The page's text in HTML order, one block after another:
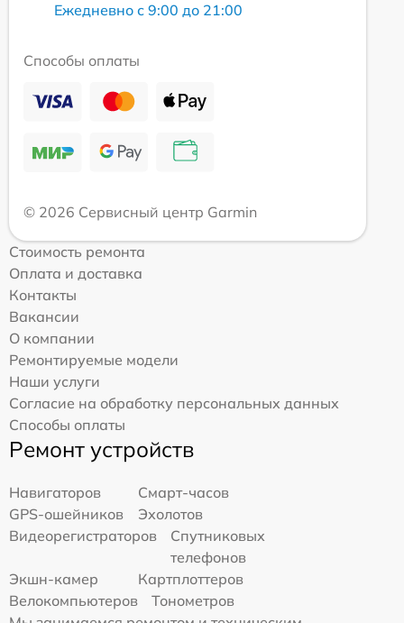
Ежедневно с 9:00 до 21:00
Способы оплаты
© 2026 Сервисный центр Garmin
Стоимость ремонта
Оплата и доставка
Контакты
Вакансии
О компании
Ремонтируемые модели
Наши услуги
Согласие на обработку персональных данных
Способы оплаты
Ремонт устройств
Навигаторов
Смарт-часов
GPS-ошейников
Эхолотов
Видеорегистраторов
Спутниковых
телефонов
Экшн-камер
Картплоттеров
Велокомпьютеров
Тонометров